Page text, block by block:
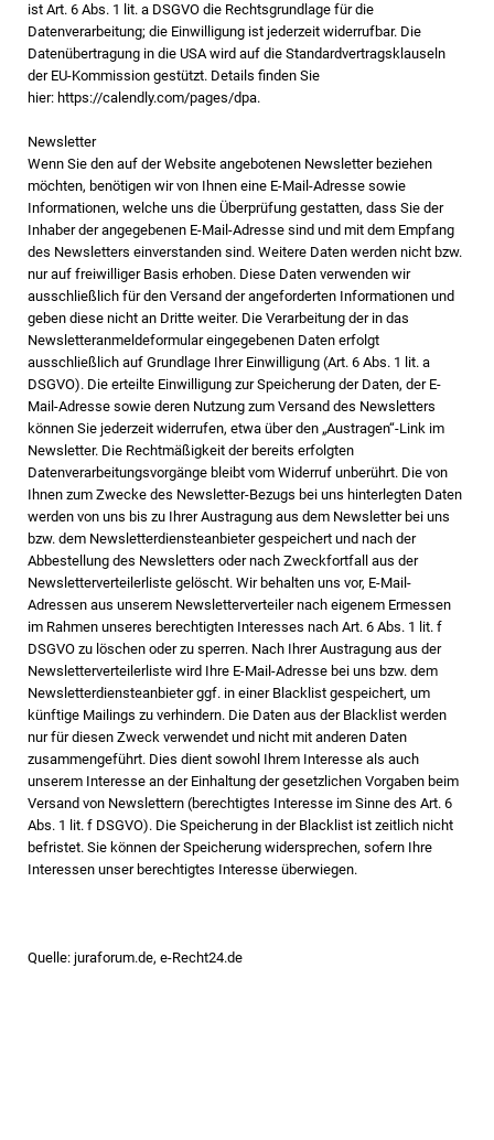
ist Art. 6 Abs. 1 lit. a DSGVO die Rechtsgrundlage für die
Datenverarbeitung; die Einwilligung ist jederzeit widerrufbar. Die
Datenübertragung in die USA wird auf die Standardvertragsklauseln
der EU-Kommission gestützt. Details finden Sie
hier: https://calendly.com/pages/dpa.
Newsletter
Wenn Sie den auf der Website angebotenen Newsletter beziehen
möchten, benötigen wir von Ihnen eine E-Mail-Adresse sowie
Informationen, welche uns die Überprüfung gestatten, dass Sie der
Inhaber der angegebenen E-Mail-Adresse sind und mit dem Empfang
des Newsletters einverstanden sind. Weitere Daten werden nicht bzw.
nur auf freiwilliger Basis erhoben. Diese Daten verwenden wir
ausschließlich für den Versand der angeforderten Informationen und
geben diese nicht an Dritte weiter. Die Verarbeitung der in das
Newsletteranmeldeformular eingegebenen Daten erfolgt
ausschließlich auf Grundlage Ihrer Einwilligung (Art. 6 Abs. 1 lit. a
DSGVO). Die erteilte Einwilligung zur Speicherung der Daten, der E-
Mail-Adresse sowie deren Nutzung zum Versand des Newsletters
können Sie jederzeit widerrufen, etwa über den „Austragen“-Link im
Newsletter. Die Rechtmäßigkeit der bereits erfolgten
Datenverarbeitungsvorgänge bleibt vom Widerruf unberührt. Die von
Ihnen zum Zwecke des Newsletter-Bezugs bei uns hinterlegten Daten
werden von uns bis zu Ihrer Austragung aus dem Newsletter bei uns
bzw. dem Newsletterdiensteanbieter gespeichert und nach der
Abbestellung des Newsletters oder nach Zweckfortfall aus der
Newsletterverteilerliste gelöscht. Wir behalten uns vor, E-Mail-
Adressen aus unserem Newsletterverteiler nach eigenem Ermessen
im Rahmen unseres berechtigten Interesses nach Art. 6 Abs. 1 lit. f
DSGVO zu löschen oder zu sperren. Nach Ihrer Austragung aus der
Newsletterverteilerliste wird Ihre E-Mail-Adresse bei uns bzw. dem
Newsletterdiensteanbieter ggf. in einer Blacklist gespeichert, um
künftige Mailings zu verhindern. Die Daten aus der Blacklist werden
nur für diesen Zweck verwendet und nicht mit anderen Daten
zusammengeführt. Dies dient sowohl Ihrem Interesse als auch
unserem Interesse an der Einhaltung der gesetzlichen Vorgaben beim
Versand von Newslettern (berechtigtes Interesse im Sinne des Art. 6
Abs. 1 lit. f DSGVO). Die Speicherung in der Blacklist ist zeitlich nicht
befristet. Sie können der Speicherung widersprechen, sofern Ihre
Interessen unser berechtigtes Interesse überwiegen.
Quelle: juraforum.de, e-Recht24.de